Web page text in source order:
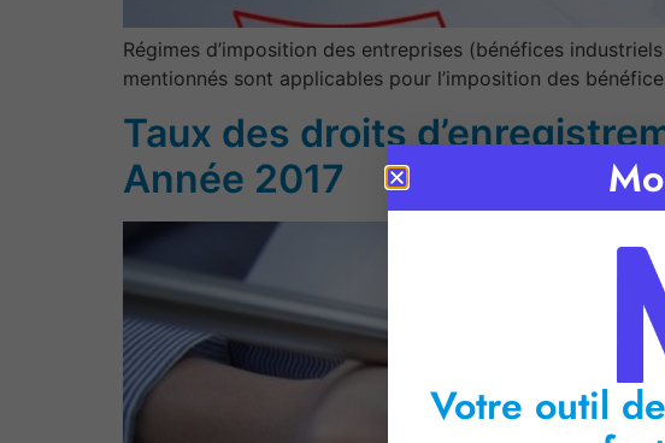
Régimes d’imposition des entreprises (bénéfices
mentionnés sont applicables pour l’imposition des
Taux des droits
Année 2017
Votre outil